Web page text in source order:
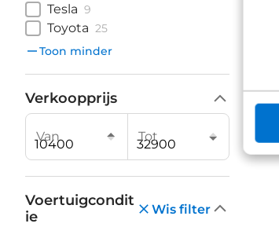
Tesla 9
Toyota 25
Toon minder
Verkoopprijs
Van Tot
Voertuigcondit
ie
Wis filter